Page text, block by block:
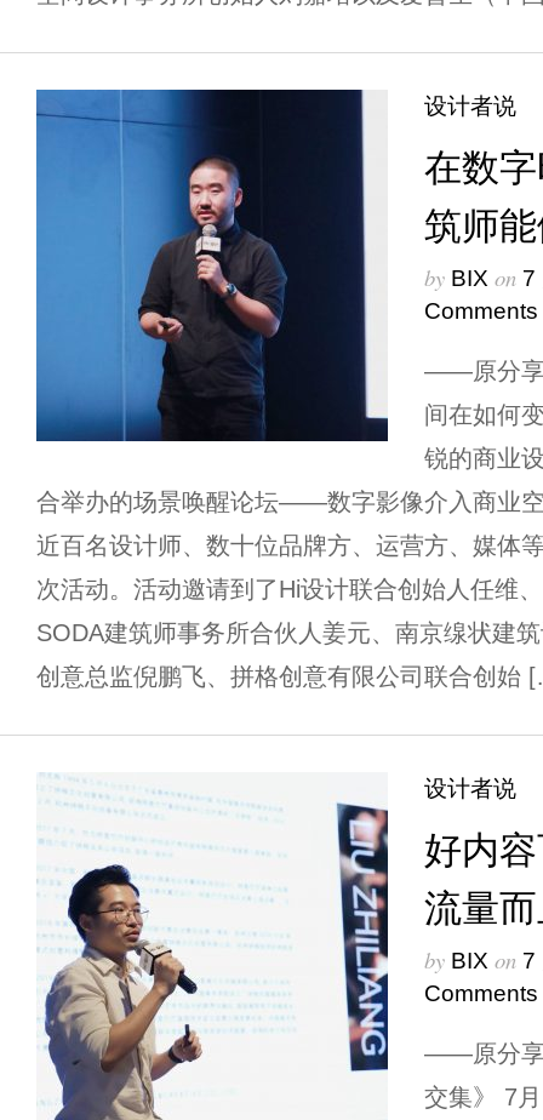
设计者说
在数
筑师
by BIX on 7
Comments
——原分享
间在如何
锐的商业
合举办的场景唤醒论坛——数字影像介入商业
近百名设计师、数十位品牌方、运营方、媒体
次活动。活动邀请到了Hi设计联合创始人任维
SODA建筑师事务所合伙人姜元、南京缐状建
创意总监倪鹏飞、拼格创意有限公司联合创始
设计者说
好内
流量
by BIX on 7
Comments
——原分享
交集》 7